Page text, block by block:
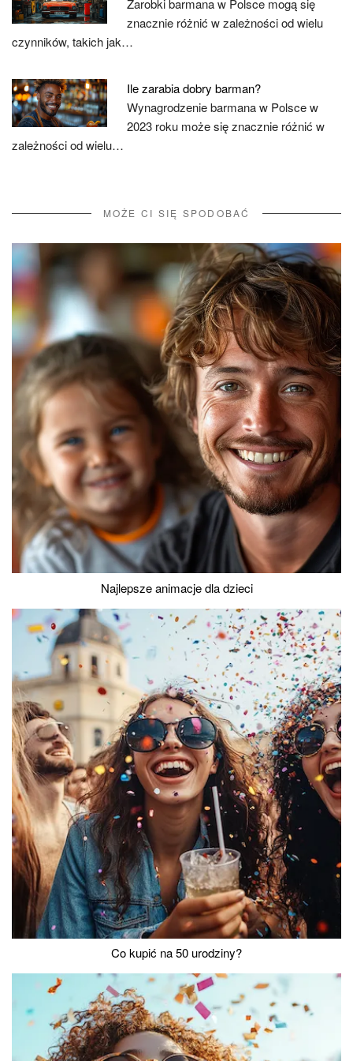
Zarobki barmana w Polsce mogą się
znacznie różnić w zależności od wielu
czynników, takich jak…
Ile zarabia dobry barman?
Wynagrodzenie barmana w Polsce w
2023 roku może się znacznie różnić w
zależności od wielu…
MOŻE CI SIĘ SPODOBAĆ
Najlepsze animacje dla dzieci
Co kupić na 50 urodziny?